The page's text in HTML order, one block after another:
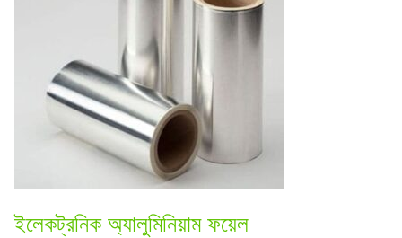
ইলেকট্রনিক অ্যালুমিনিয়াম ফয়েল